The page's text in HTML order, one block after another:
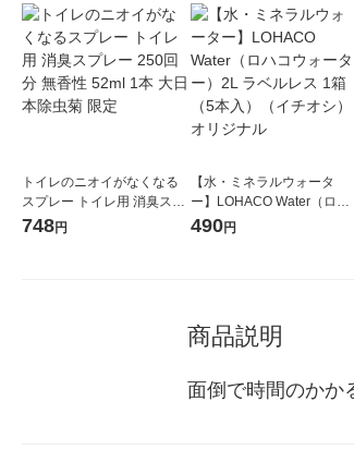
トイレのニオイがなくなる
スプレー トイレ用 消臭スプ
レー 250回分 無香性 52ml 1
748円
【水・ミネラルウォータ
ー】LOHACO Water（ロハ
コウォーター）2L ラベルレ
490円
商品説明
面倒で時間のかか